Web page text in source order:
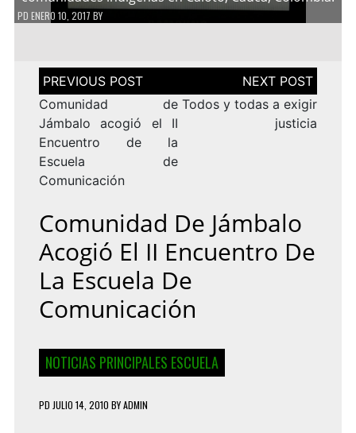
PD ENERO 10, 2017 BY
Navegación
de
entradas
Comunidad de
Jámbalo acogió el II
Encuentro de la
Escuela de
Comunicación
Todos y todas a exigir
justicia
Comunidad De Jámbalo
Acogió El II Encuentro De
La Escuela De
Comunicación
NOTICIAS PRINCIPALES ESCUELA
PD JULIO 14, 2010 BYADMIN